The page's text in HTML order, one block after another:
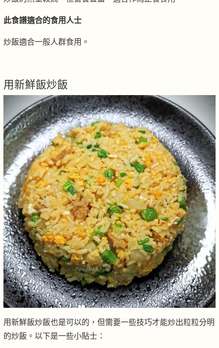
此食譜適合的食用人士
炒飯適合一般人群食用。
用新鮮飯炒飯
用新鮮飯炒飯也是可以的，但需要一些技巧才能炒出粒粒分明
的炒飯。以下是一些小貼士：